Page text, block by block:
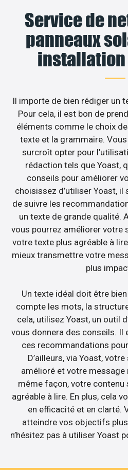
Service de
panneaux
Il importe de bien rédiger un
Pour cela, il est bon de
éléments comme le choix
texte et la grammaire.
surcroît opter pour
rédaction tels que Yoast,
conseils pour améliorer
choisissez d’utiliser Yoast,
de suivre les
un texte de grande qualité.
vous pourrez améliorer votre
votre texte plus agréable à
mieux transmettre votre
plus
Un texte idéal doit être
compte les mots, la
cela, utilisez Yoast, un outil
vous donnera des conseils. Il
ces recommandations
D’ailleurs, via Yoast,
amélioré et votre message
même façon, votre
agréable à lire. En plus, cela
en efficacité et en clarté.
atteindre vos objectifs
n’hésitez pas à utiliser Yoast